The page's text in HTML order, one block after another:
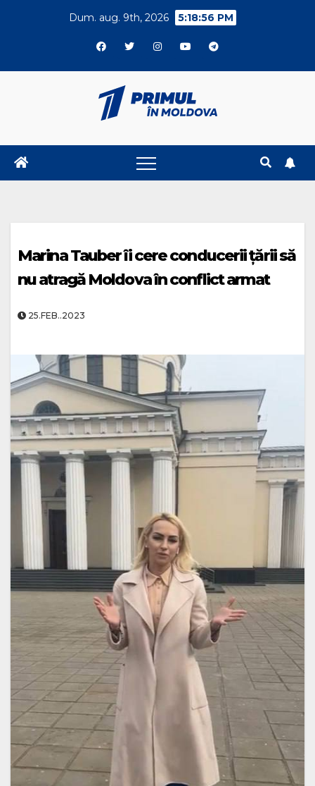
Dum. aug. 9th, 2026 5:18:57 PM
Marina Tauber îi cere conducerii țării să
nu atragă Moldova în conflict armat
25.FEB..2023